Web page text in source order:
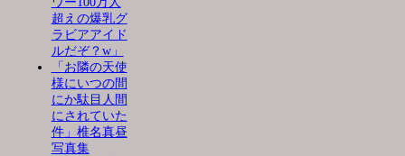
超えの爆乳グ
ラビアアイド
ルだぞ？w」
「お隣の天使
様にいつの間
にか駄目人間
にされていた
件」椎名真昼
写真集